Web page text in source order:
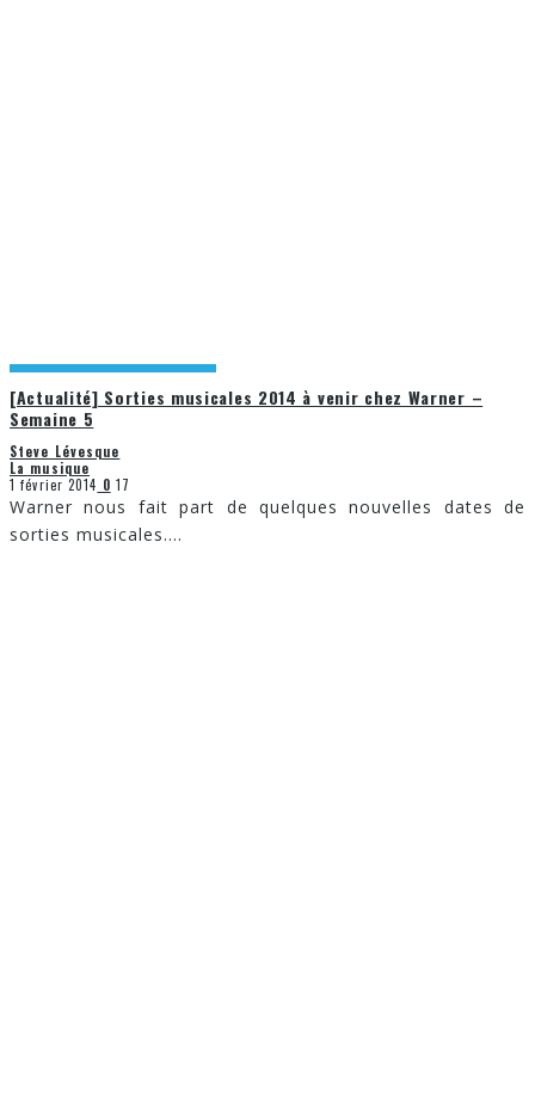
[Actualité] Sorties musicales 2014 à venir chez Warner –
Semaine 5
Steve Lévesque
La musique
1 février 2014 0 17
Warner nous fait part de quelques nouvelles dates de
sorties musicales.